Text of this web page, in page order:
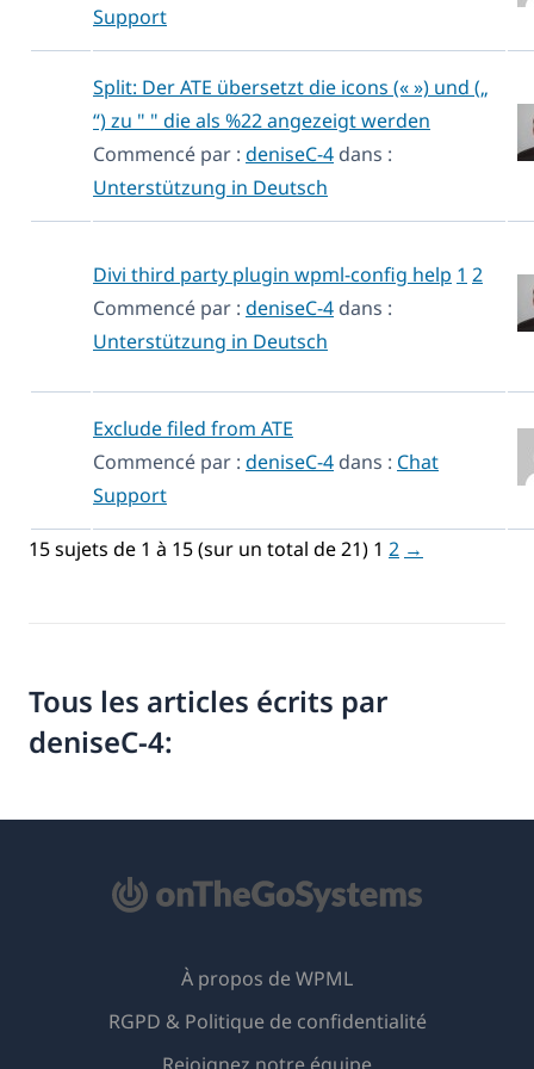
Support
Split: Der ATE übersetzt die icons (« ») und („
“) zu " " die als %22 angezeigt werden
Commencé par : deniseC-4 dans :
Unterstützung in Deutsch
Divi third party plugin wpml-config help 1 2
Commencé par : deniseC-4 dans :
Unterstützung in Deutsch
Exclude filed from ATE
Commencé par : deniseC-4 dans : Chat
Support
15 sujets de 1 à 15 (sur un total de 21) 1 2 →
Tous les articles écrits par
deniseC-4:
À propos de WPML
RGPD & Politique de confidentialité
Rejoignez notre équipe(s'ouvre